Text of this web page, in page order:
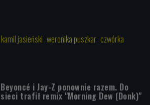
kamil jasieński weronika puszkar czwórka
Beyoncé i Jay-Z ponownie razem. Do
sieci trafił remix "Morning Dew (Donk)"